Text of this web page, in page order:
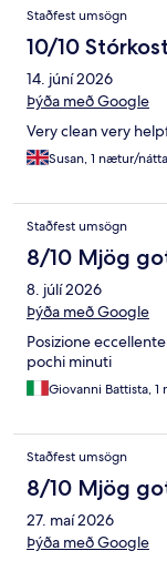
Staðfest umsögn
10/10
14. júní 2026
Þýða með Google
Very clean very
Susan, 1 nætur/
Staðfest umsögn
8/10 Mjög
8. júlí 2026
Þýða með Google
Posizione
pochi minuti
Giovanni Battista,
Staðfest umsögn
8/10 Mjög
27. maí 2026
Þýða með Google